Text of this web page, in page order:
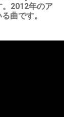
2012年のア
曲です。